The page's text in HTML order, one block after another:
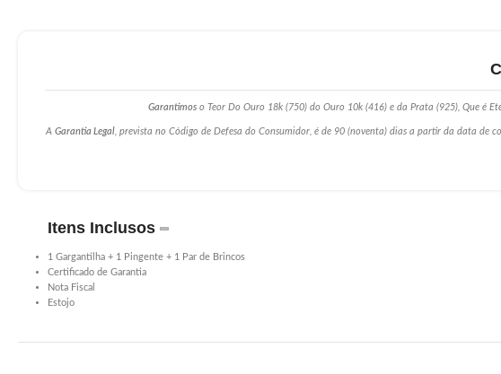
Garantimos o Teor Do Ouro 18k (750) do Ouro 10k (416) e da Prata (925), Que é
A Garantia Legal, prevista no Código de Defesa do Consumidor, é de 90 (noventa) dias a partir da data de
Itens Inclusos
1 Gargantilha + 1 Pingente + 1 Par de Brincos
Certificado de Garantia
Nota Fiscal
Estojo